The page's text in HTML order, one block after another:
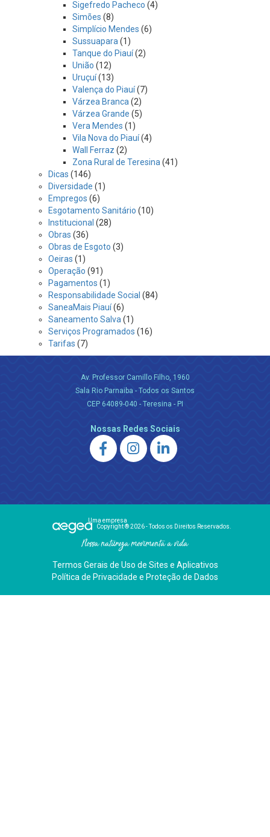
Sigefredo Pacheco (4)
Simões (8)
Simplício Mendes (6)
Sussuapara(1)
Tanque do Piauí(2)
União (12)
Uruçuí(13)
Valença do Piauí(7)
Várzea Branca(2)
Várzea Grande (5)
Vera Mendes (1)
Vila Nova do Piauí(4)
Wall Ferraz (2)
Zona Rural de Teresina(41)
Dicas (146)
Diversidade (1)
Empregos (6)
Esgotamento Sanitário (10)
Institucional (28)
Obras (36)
Obras de Esgoto (3)
Oeiras (1)
Operação (91)
Pagamentos (1)
Responsabilidade Social (84)
SaneaMais Piauí(6)
Saneamento Salva(1)
Serviços Programados (16)
Tarifas (7)
Av. Professor Camillo Filho, 1960
Sala Rio Parnaiba - Todos os Santos
CEP 64089-040 - Teresina - PI
Nossas Redes Sociais
Uma empresa
Copyright ® 2026 - Todos os Direitos Reservados.
Nossa natureza movimenta a vida
Termos Gerais de Uso de Sites e Aplicativos
Política de Privacidade e Proteção de Dados